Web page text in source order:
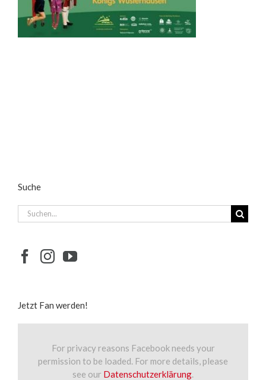
Suche
Suche
nach:
Jetzt Fan werden!
For privacy reasons Facebook needs your
permission to be loaded. For more details, please
see our Datenschutzerklärung.